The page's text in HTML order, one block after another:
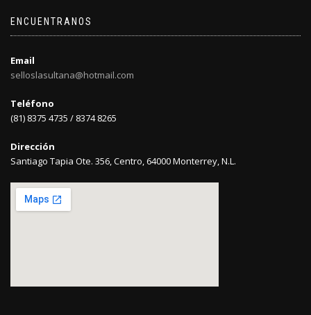
ENCUENTRANOS
Email
selloslasultana@hotmail.com
Teléfono
(81) 8375 4735 / 8374 8265
Dirección
Santiago Tapia Ote. 356, Centro, 64000 Monterrey, N.L.